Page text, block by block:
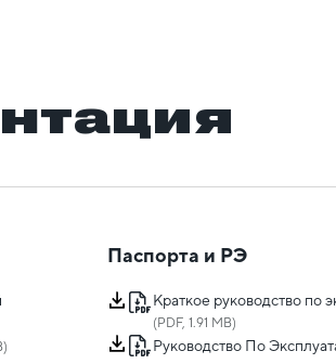
Паспорта и РЭ
Краткое руководство по
(PDF, 1.91 MB)
Руководство По